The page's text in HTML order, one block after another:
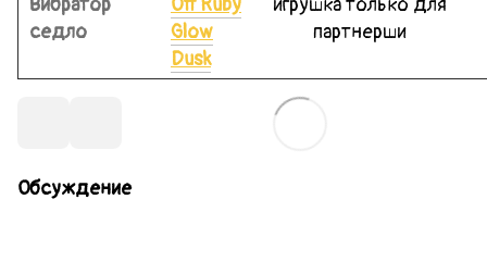
Вибратор
седло
Off Ruby
Glow
Dusk
игрушка только для
партнерши
Обсуждение